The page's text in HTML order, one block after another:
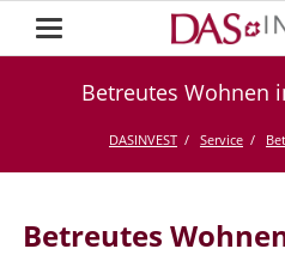
Betreutes Wohnen
DASINVEST Service
Betreutes